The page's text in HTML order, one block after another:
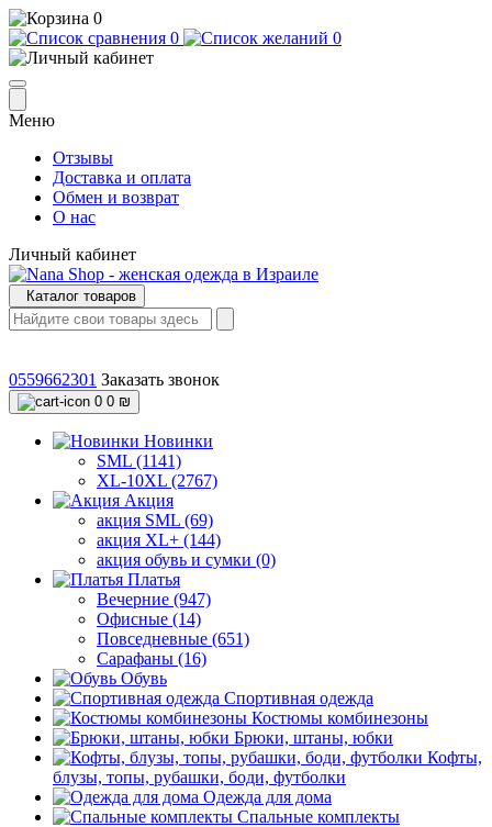
0
0
0
Меню
Отзывы
Доставка и оплата
Обмен и возврат
О нас
Личный кабинет
Каталог товаров
0559662301 Заказать звонок
0 0 ₪
Новинки
SML (1141)
XL-10XL (2767)
Акция
акция SML (69)
акция XL+ (144)
акция обувь и сумки (0)
Платья
Вечерние (947)
Офисные (14)
Повседневные (651)
Сарафаны (16)
Обувь
Спортивная одежда
Костюмы комбинезоны
Брюки, штаны, юбки
Кофты,
блузы, топы, рубашки, боди, футболки
Одежда для дома
Спальные комплекты